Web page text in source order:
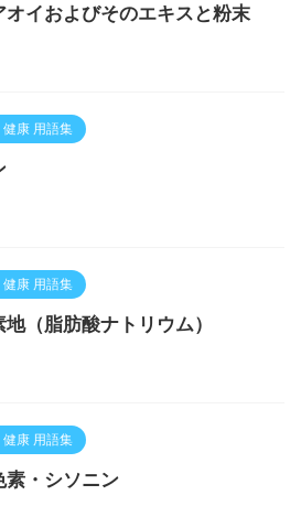
オイおよびそのエキスと粉末
康 用語集
康 用語集
（脂肪酸ナトリウム）
康 用語集
素・シソニン